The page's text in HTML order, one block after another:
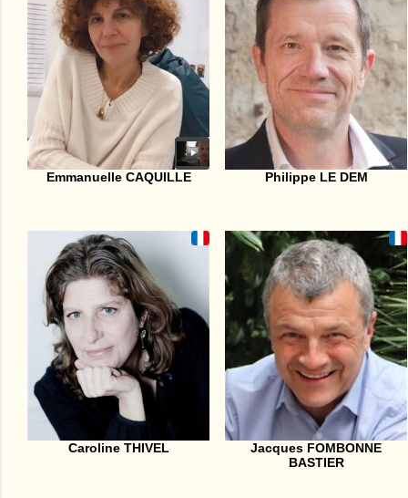
Emmanuelle CAQUILLE Philippe LE DEM
Caroline THIVEL
Jacques FOMBONNE
BASTIER